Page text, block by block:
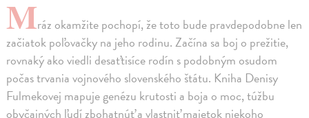
Mráz okamžite pochopí, že toto bude pravdepodobne len
začiatok poľovačky na jeho rodinu. Začína sa boj o prežitie,
rovnaký ako viedli desaťtisíce rodín s podobným osudom
počas trvania vojnového slovenského štátu. Kniha Denisy
Fulmekovej mapuje genézu krutosti a boja o moc, túžbu
obyčajných ľudí zbohatnúť a vlastniť majetok niekoho